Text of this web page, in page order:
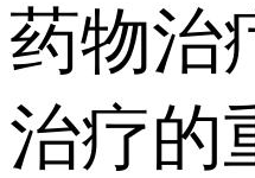
药物治
治疗的